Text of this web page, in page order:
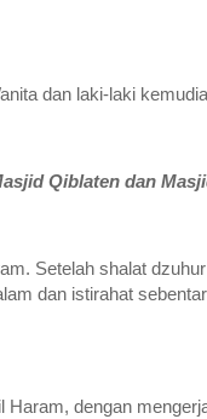
dan laki-laki
Qiblaten dan
Setelah shalat
dan istirahat
dengan